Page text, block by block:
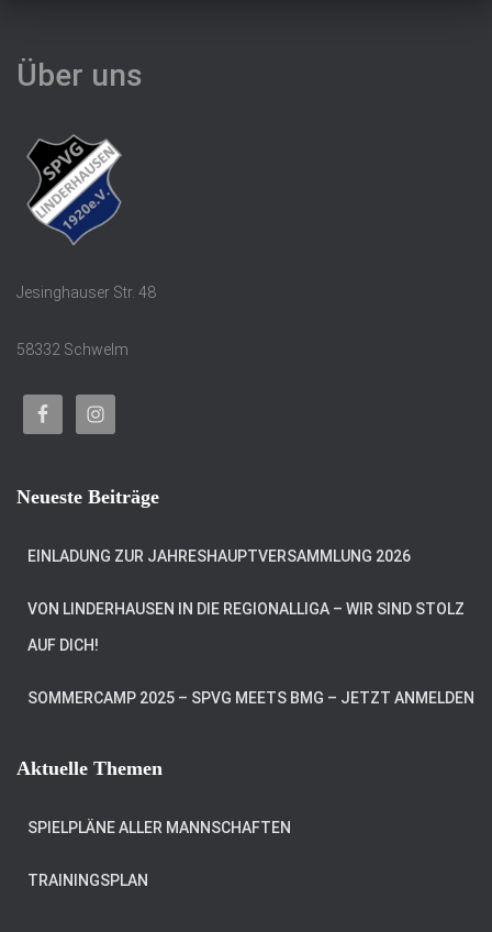
Über uns
Jesinghauser Str. 48
58332 Schwelm
Neueste Beiträge
EINLADUNG ZUR JAHRESHAUPTVERSAMMLUNG 2026
VON LINDERHAUSEN IN DIE REGIONALLIGA – WIR SIND STOLZ
AUF DICH!
SOMMERCAMP 2025 – SPVG MEETS BMG – JETZT ANMELDEN
Aktuelle Themen
SPIELPLÄNE ALLER MANNSCHAFTEN
TRAININGSPLAN